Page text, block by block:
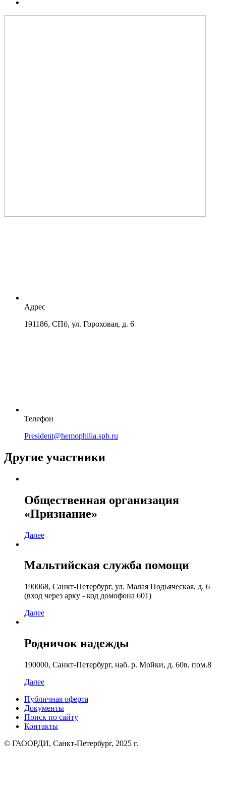
Адрес
191186, СПб, ул. Гороховая, д. 6
Телефон
President@hemophilia.spb.ru
Другие участники
Общественная организация
«Признание»
Далее
Мальтийская служба помощи
190068, Санкт-Петербург, ул. Малая Подьяческая, д. 6
(вход через арку - код домофона 601)
Далее
Родничок надежды
190000, Санкт-Петербург, наб. р. Мойки, д. 60в, пом.8
Далее
Публичная оферта
Документы
Поиск по сайту
Контакты
© ГАООРДИ, Санкт-Петербург, 2025 г.